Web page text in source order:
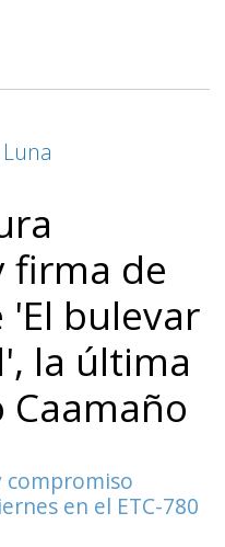
firma de
bulevar
la última
compromiso
en el ETC-780